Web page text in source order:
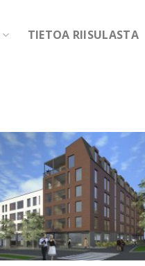
TIETOA RIISULASTA